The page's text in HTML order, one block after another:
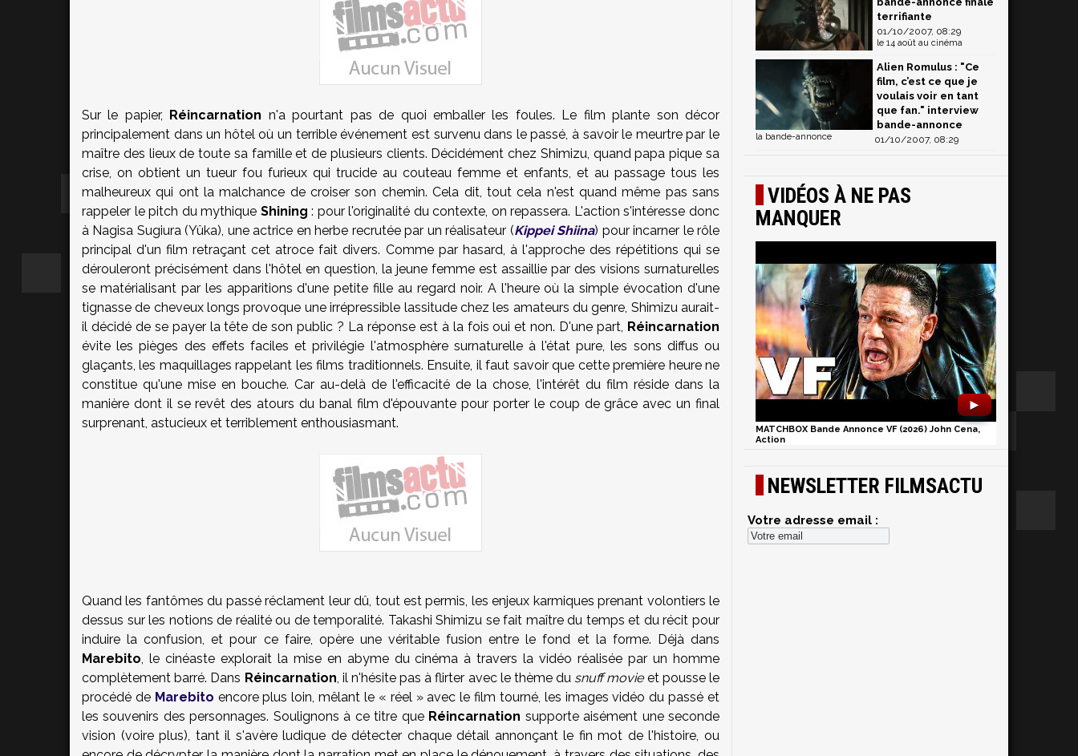
Sur le papier, Réincarnation n'a pourtant pas de quoi emballer les foules. Le film plante son décor
principalement dans un hôtel où un terrible événement est survenu dans le passé, à savoir le meurtre par le
maître des lieux de toute sa famille et de plusieurs clients. Décidément chez Shimizu, quand papa pique sa
crise, on obtient un tueur fou furieux qui trucide au couteau femme et enfants, et au passage tous les
malheureux qui ont la malchance de croiser son chemin. Cela dit, tout cela n'est quand même pas sans
rappeler le pitch du mythique Shining : pour l'originalité du contexte, on repassera. L'action s'intéresse donc
à Nagisa Sugiura (Yûka), une actrice en herbe recrutée par un réalisateur (Kippei Shiina) pour incarner le rôle
principal d'un film retraçant cet atroce fait divers. Comme par hasard, à l'approche des répétitions qui se
dérouleront précisément dans l'hôtel en question, la jeune femme est assaillie par des visions surnaturelles
se matérialisant par les apparitions d'une petite fille au regard noir. A l'heure où la simple évocation d'une
tignasse de cheveux longs provoque une irrépressible lassitude chez les amateurs du genre, Shimizu aurait-
il décidé de se payer la tête de son public ? La réponse est à la fois oui et non. D'une part, Réincarnation
évite les pièges des effets faciles et privilégie l'atmosphère surnaturelle à l'état pure, les sons diffus ou
glaçants, les maquillages rappelant les films traditionnels. Ensuite, il faut savoir que cette première heure ne
constitue qu'une mise en bouche. Car au-delà de l'efficacité de la chose, l'intérêt du film réside dans la
manière dont il se revêt des atours du banal film d'épouvante pour porter le coup de grâce avec un final
surprenant, astucieux et terriblement enthousiasmant.
Quand les fantômes du passé réclament leur dû, tout est permis, les enjeux karmiques prenant volontiers le
dessus sur les notions de réalité ou de temporalité. Takashi Shimizu se fait maître du temps et du récit pour
induire la confusion, et pour ce faire, opère une véritable fusion entre le fond et la forme. Déjà dans
Marebito, le cinéaste explorait la mise en abyme du cinéma à travers la vidéo réalisée par un homme
complètement barré. Dans Réincarnation, il n'hésite pas à flirter avec le thème du snuff movieet pousse le
procédé de Marebito encore plus loin, mêlant le « réel » avec le film tourné, les images vidéo du passé et
les souvenirs des personnages. Soulignons à ce titre que Réincarnation supporte aisément une seconde
vision (voire plus), tant il s'avère ludique de détecter chaque détail annonçant le fin mot de l'histoire, ou
terrifiante
01/10/2007, 08:29
le 14 août au cinéma
Alien Romulus : "Ce
film, c’est ce que je
voulais voir en tant
que fan." interview
bande-annonce
01/10/2007, 08:29
la bande-annonce
VIDÉOS À NE PAS
MANQUER
►
MATCHBOX Bande Annonce VF (2026) John Cena,
Action
NEWSLETTER FILMSACTU
Votre adresse email :